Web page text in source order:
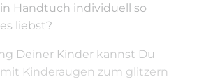
Handtuch individuell so
liebst?
Deiner Kinder kannst Du
Kinderaugen zum glitzern